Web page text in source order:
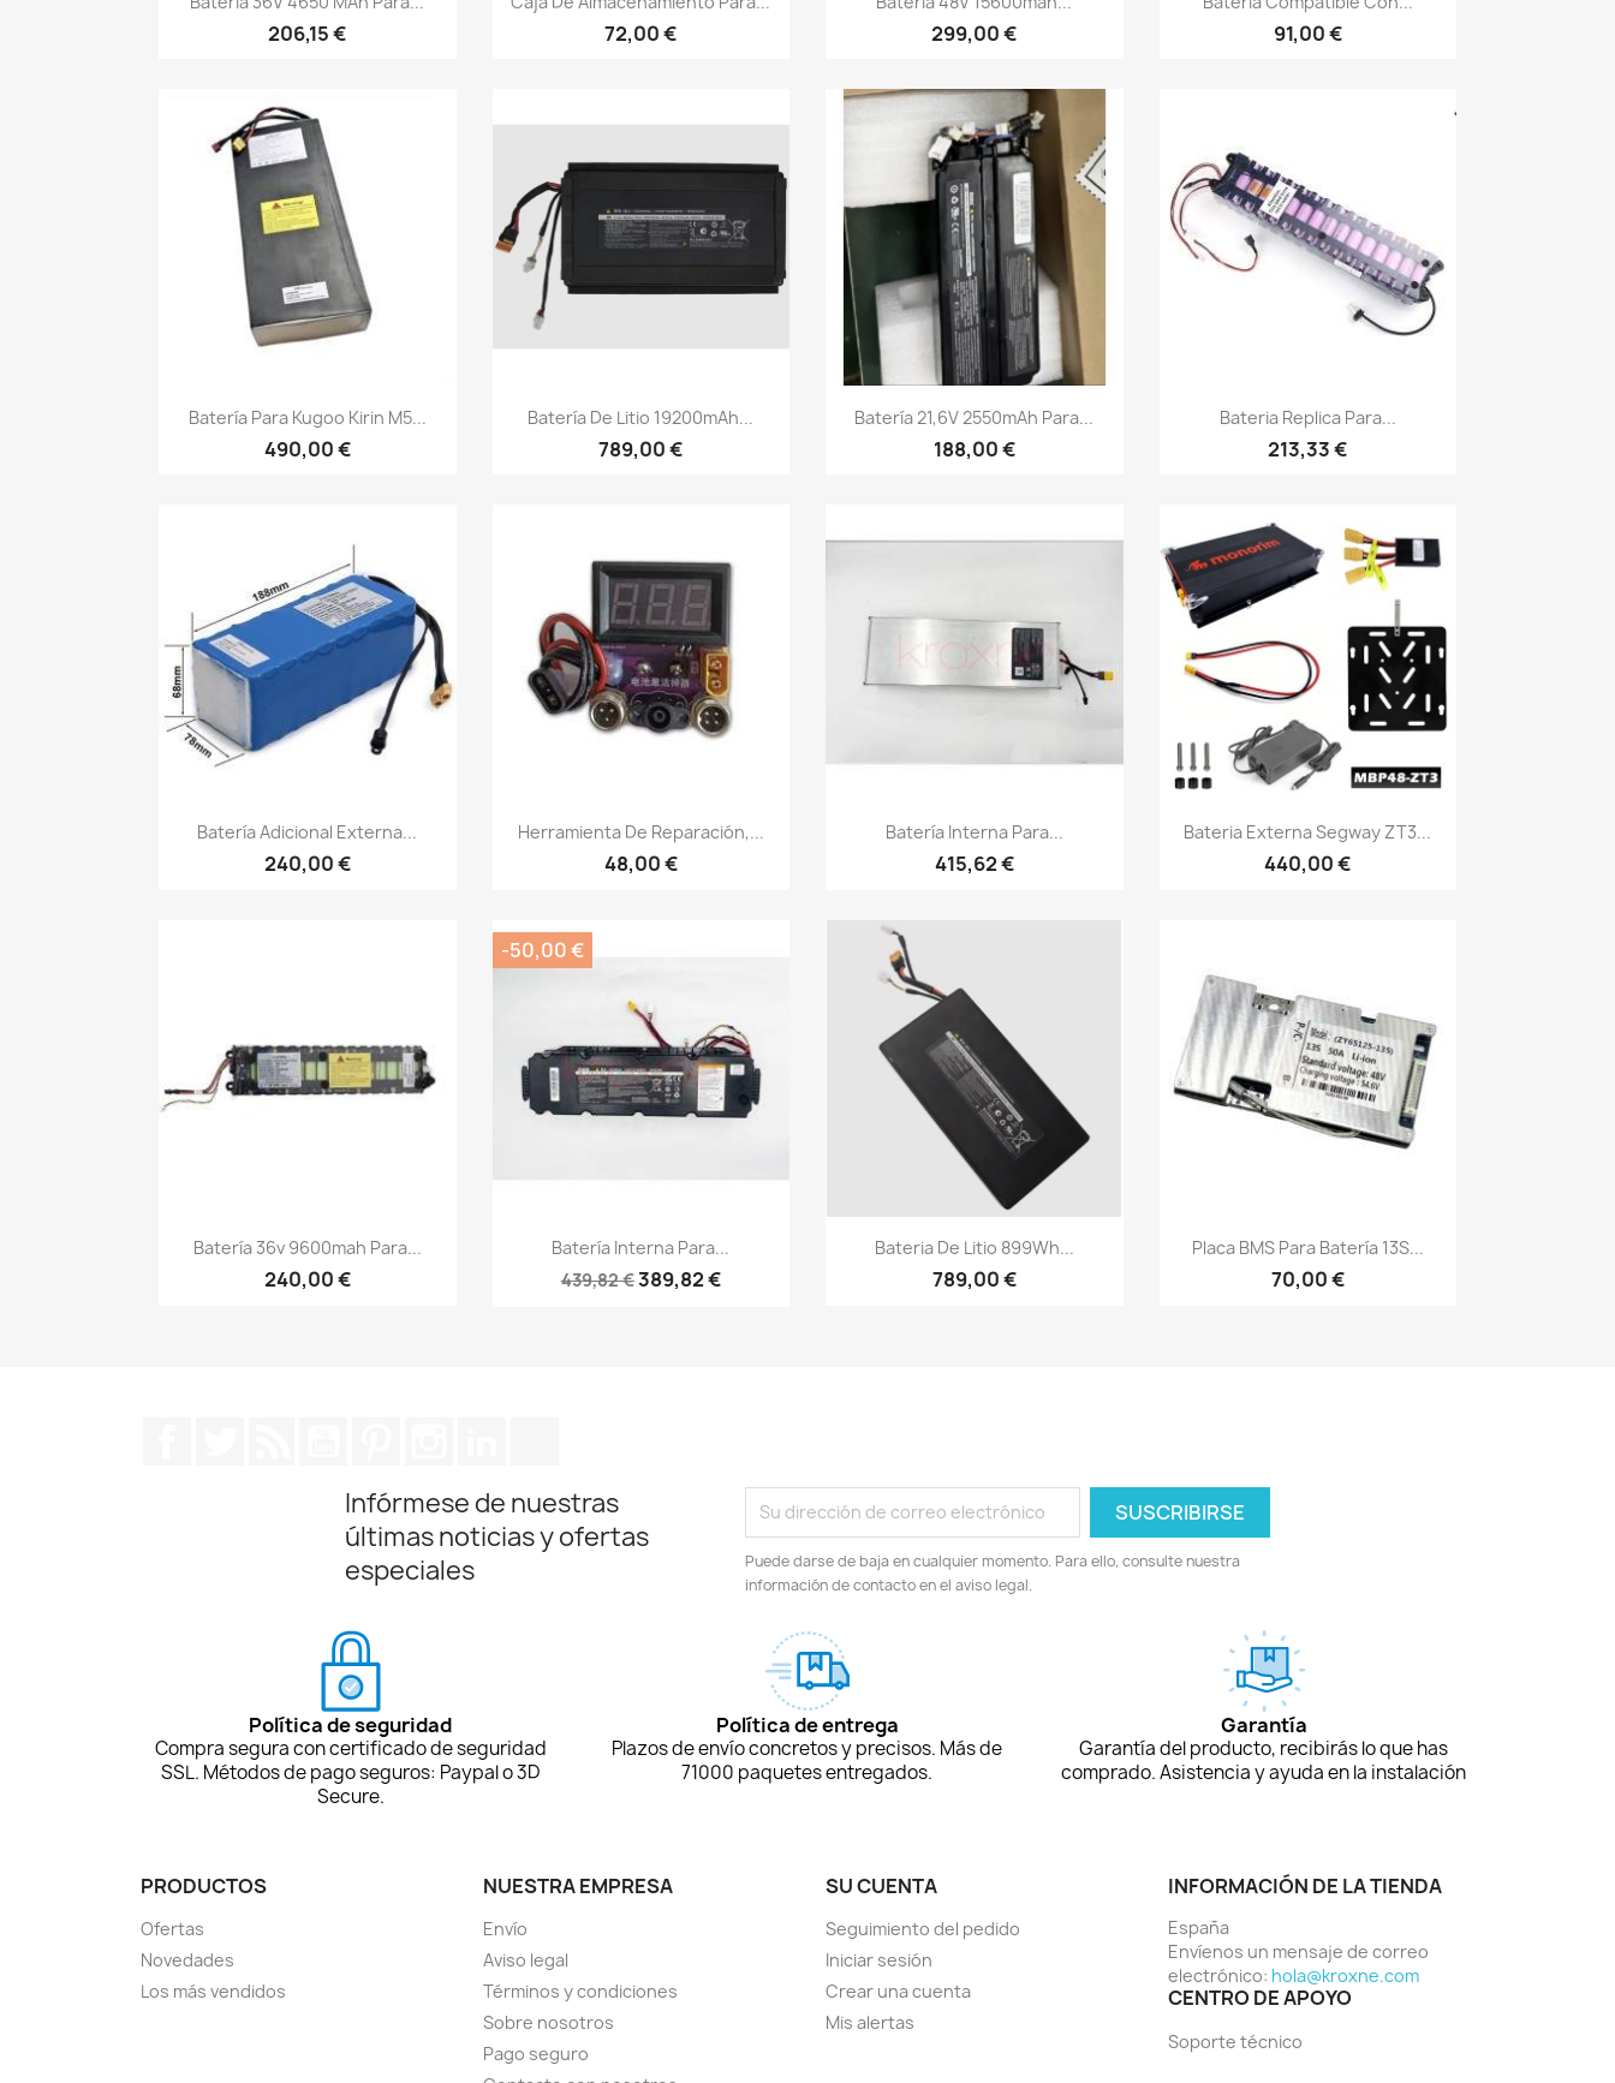
206,15 € 72,00 € 299,00 € 91,00 €
Vista rápida
Batería Para Kugoo Kirin M5...
490,00 €
Vista rápida
Batería De Litio 19200mAh...
789,00 €
 Vista rápida
Batería 21,6V 2550mAh Para...
188,00 €
Vista rápida
Bateria Replica Para...
213,33 €
Vista rápida
Batería Adicional Externa...
240,00 €
Vista rápida
Herramienta De Reparación,...
48,00 €
Vista rápida
Batería Interna Para...
415,62 €
Vista rápida
Bateria Externa Segway ZT3...
440,00 €
Vista rápida
Batería 36v 9600mah Para...
240,00 €
Vista rápida
Batería Interna Para...
439,82 €389,82 €
-50,00 €
Vista rápida
Bateria De Litio 899Wh...
789,00 €
Vista rápida
Placa BMS Para Batería 13S...
70,00 €
Infórmese de nuestras
últimas noticias y ofertas
especiales
Puede darse de baja en cualquier momento. Para ello, consulte nuestra
información de contacto en el aviso legal.
Política de seguridad
Compra segura con certificado de seguridad
SSL. Métodos de pago seguros: Paypal o 3D
Secure.
Política de entrega
Plazos de envío concretos y precisos. Más de
71000 paquetes entregados.
Garantía
Garantía del producto, recibirás lo que has
comprado. Asistencia y ayuda en la instalación
PRODUCTOS
Ofertas
Novedades
Los más vendidos
NUESTRA EMPRESA
Envío
Aviso legal
Términos y condiciones
Sobre nosotros
Pago seguro
SU CUENTA
Seguimiento del pedido
Iniciar sesión
Crear una cuenta
Mis alertas
INFORMACIÓN DE LA TIENDA
España
Envíenos un mensaje de correo
electrónico: hola@kroxne.com
CENTRO DE APOYO
Soporte técnico